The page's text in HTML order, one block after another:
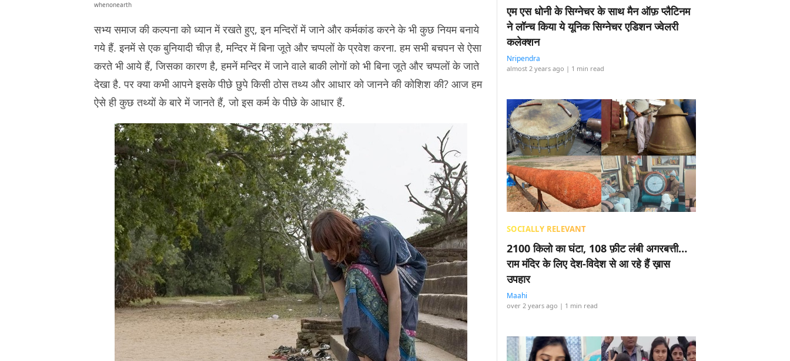
whenonearth
सभ्य समाज की कल्पना को ध्यान में रखते हुए, इन मन्दिरों में जाने और कर्मकांड करने के भी कुछ नियम बनाये
गये हैं. इनमें से एक बुनियादी चीज़ है, मन्दिर में बिना जूते और चप्पलों के प्रवेश करना. हम सभी बचपन से ऐसा
करते भी आये हैं, जिसका कारण है, हमनें मन्दिर में जाने वाले बाकी लोगों को भी बिना जूते और चप्पलों के जाते
देखा है. पर क्या कभी आपने इसके पीछे छुपे किसी ठोस तथ्य और आधार को जानने की कोशिश की? आज हम
ऐसे ही कुछ तथ्यों के बारे में जानते हैं, जो इस कर्म के पीछे के आधार हैं.
एम एस धोनी के सिग्नेचर के साथ मैन ऑफ़ प्लैटिनम
ने लॉन्च किया ये यूनिक सिग्नेचर एडिशन ज्वेलरी
कलेक्शन
Nripendra
almost 2 years ago | 1 min read
SOCIALLY RELEVANT
2100 किलो का घंटा, 108 फ़ीट लंबी अगरबत्ती…
राम मंदिर के लिए देश-विदेश से आ रहे हैं ख़ास
उपहार
Maahi
over 2 years ago | 1 min read